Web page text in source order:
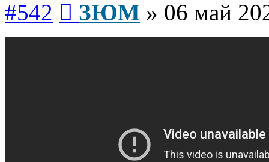
#542 ЗЮМ » 06 май